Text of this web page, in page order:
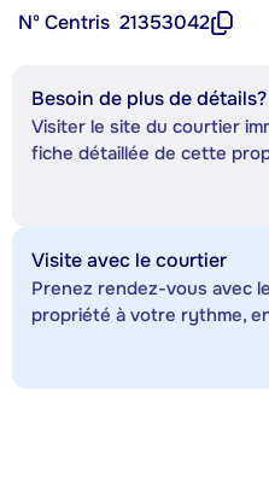
Nº Centris 21353042
Besoin de plus de détails?
Visiter le site du courtier
fiche détaillée de cette
Visite avec le courtier
Prenez rendez-vous avec
propriété à votre rythme,